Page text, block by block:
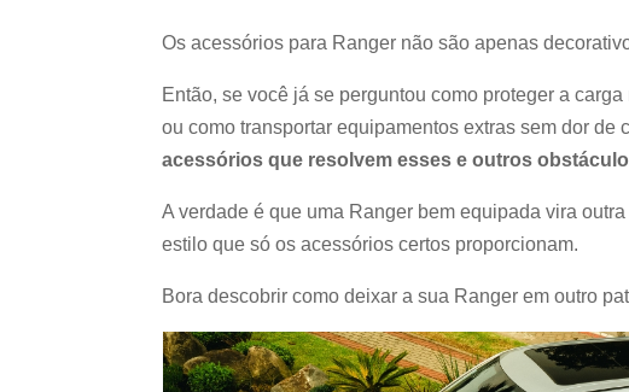
Os acessórios para Ranger não são apenas
Então, se você já se perguntou como proteger a
ou como transportar equipamentos extras sem dor de
acessórios que resolvem esses e outros
A verdade é que uma Ranger bem equipada vira
estilo que só os acessórios certos proporcionam.
Bora descobrir como deixar a sua Ranger em outro